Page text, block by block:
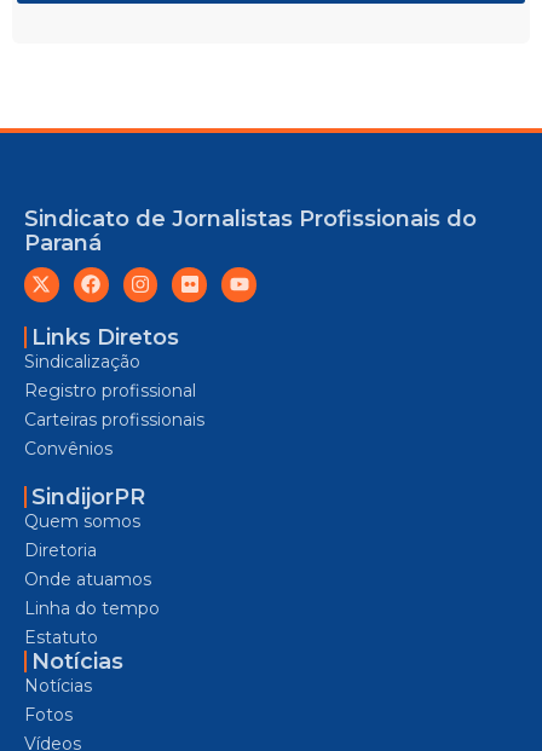
Sindicato de Jornalistas Profissionais do
Paraná
Links Diretos
Sindicalização
Registro profissional
Carteiras profissionais
Convênios
SindijorPR
Quem somos
Diretoria
Onde atuamos
Linha do tempo
Estatuto
Notícias
Notícias
Fotos
Vídeos